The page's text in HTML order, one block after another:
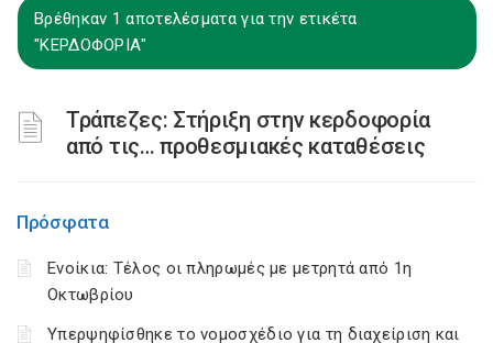
Βρέθηκαν 1 αποτελέσματα για την ετικέτα
"ΚΕΡΔΟΦΟΡΙΑ"
Τράπεζες: Στήριξη στην κερδοφορία
από τις… προθεσμιακές καταθέσεις
Πρόσφατα
Ενοίκια: Τέλος οι πληρωμές με μετρητά από 1η
Οκτωβρίου
Υπερψηφίσθηκε το νομοσχέδιο για τη διαχείριση και